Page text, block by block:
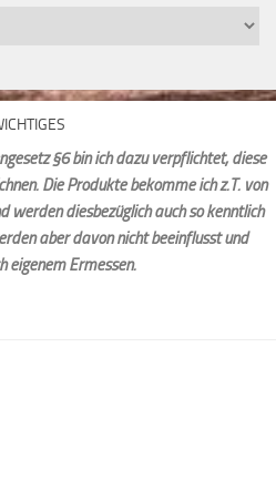
§6 bin ich dazu verpflichtet, diese
Die Produkte bekomme ich z.T. von
werden diesbezüglich auch so kenntlich
aber davon nicht beeinflusst und
eigenem Ermessen.